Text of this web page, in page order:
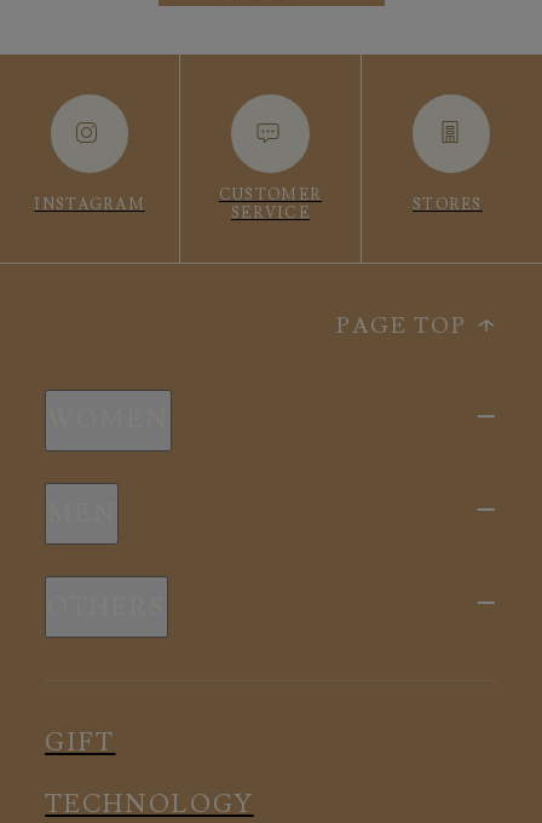
INSTAGRAM
CUSTOMER
SERVICE
STORES
PAGE TOP
新商品
スリープウェア
ルームウェア
アクセサリー
新商品
ルームウェア
アクセサリー
GIFT
TECHNOLOGY